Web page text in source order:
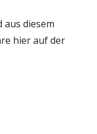
aus diesem
hier auf der